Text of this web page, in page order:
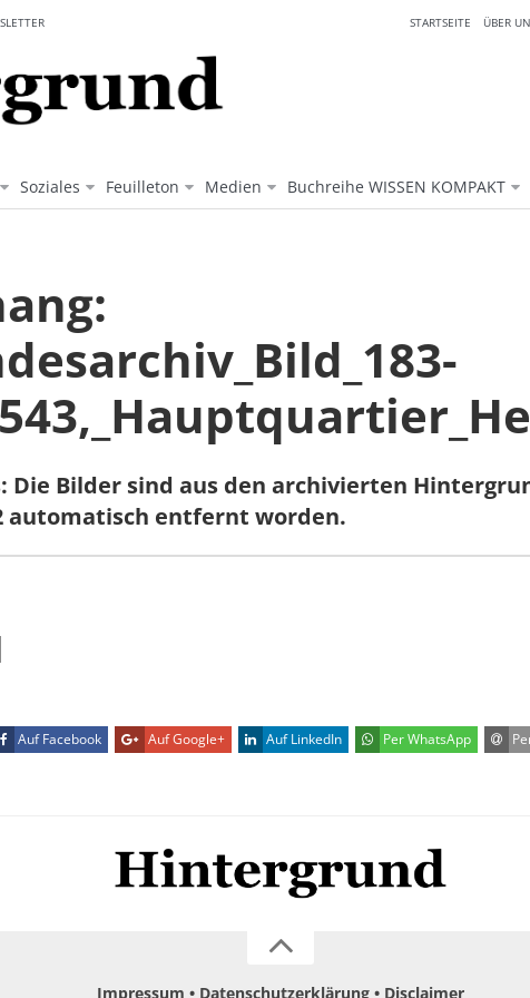
Soziales Feuilleton Medien Buchreihe WISSEN KOMPAKT
STARTSEITE ÜBER
Die Bilder sind aus den archivierten
automatisch entfernt worden.
Auf Facebook Auf Google+ Auf LinkedIn Per WhatsApp
Impressum Datenschutzerklärung Disclaimer